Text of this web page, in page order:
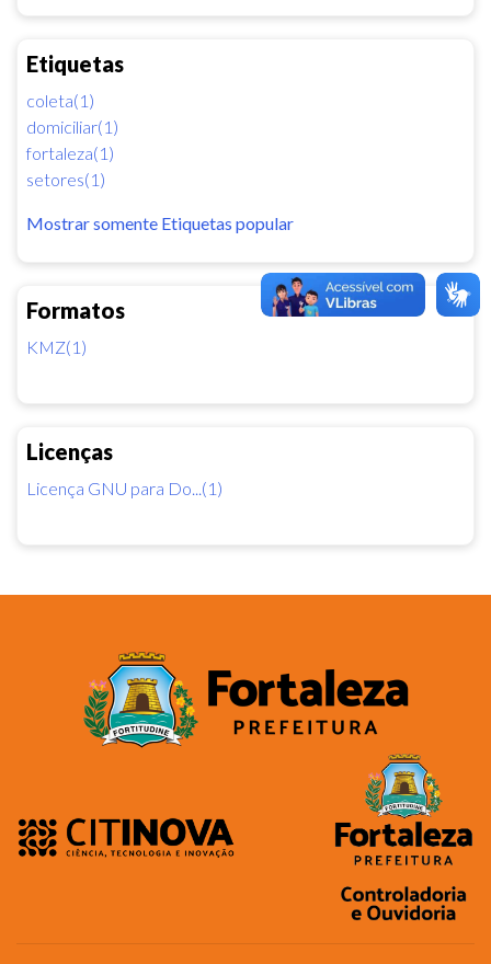
Etiquetas
coleta(1)
domiciliar(1)
fortaleza(1)
setores(1)
Mostrar somente Etiquetas popular
Formatos
KMZ(1)
Licenças
Licença GNU para Do...(1)